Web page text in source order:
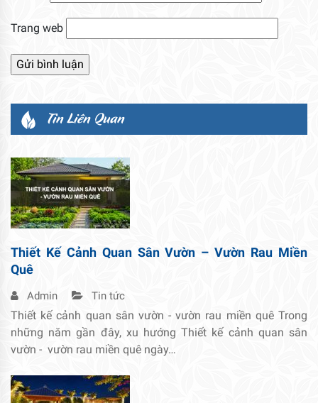
Trang web
Tin Liên Quan
Thiết Kế Cảnh Quan Sân Vườn – Vườn Rau Miền
Quê
Admin Tin tức
Thiết kế cảnh quan sân vườn - vườn rau miền quê Trong
những năm gần đây, xu hướng Thiết kế cảnh quan sân
vườn - vườn rau miền quê ngày…